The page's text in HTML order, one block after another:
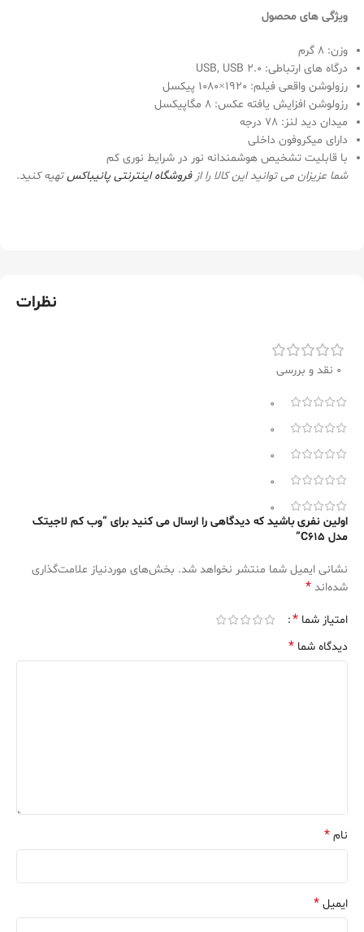
ویژگی های محصول
وزن: 8 گرم
درگاه های ارتباطی: USB, USB 2.0
رزولوشن واقعی فیلم: 1920×1080 پیکسل
رزولوشن افزایش یافته عکس: 8 مگاپیکسل
میدان دید لنز: 78 درجه
دارای میکروفون داخلی
با قابلیت تشخیص هوشمندانه نور در شرایط نوری کم
شما عزیزان می توانید این کالا را ازفروشگاه اینترنتی پانیباکستهیه کنید.
نظرات
0 نقد و بررسی
0
0
0
0
0
اولین نفری باشید که دیدگاهی را ارسال می کنید برای “وب کم لاجیتک
مدل C615”
نشانی ایمیل شما منتشر نخواهد شد. بخش‌های موردنیاز علامت‌گذاری
شده‌اند *
امتیاز شما *
دیدگاه شما *
نام *
ایمیل *